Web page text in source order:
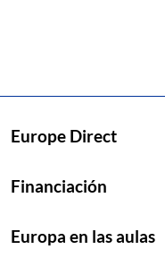
Europe Direct
Financiación
Europa en las aulas